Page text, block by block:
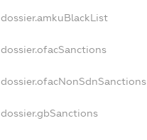
dossier.amkuBlackList
dossier.ofacSanctions
dossier.ofacNonSdnSanctions
dossier.gbSanctions